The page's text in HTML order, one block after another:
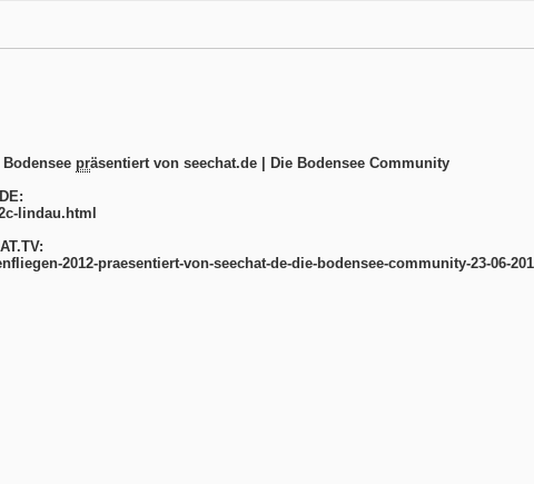
präsentiert von seechat.de | Die Bodensee Community
lindau.html
2012-praesentiert-von-seechat-de-die-bodensee-community-23-06-